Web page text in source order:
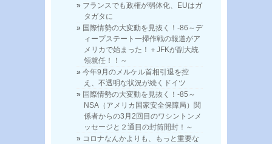
フランスでも政権が弱体化、EUはガ
タガタに
国際情勢の大変動を見抜く！-86～デ
ィープステート一掃作戦の報道がア
メリカで始まった！＋JFKが副大統
領就任！！～
今年9月のメルケル首相引退を控
え、不透明な状況が続くドイツ
国際情勢の大変動を見抜く！-85～
NSA（アメリカ国家安全保障局）関
係者からの3月2回目のワシントンメ
ッセージと２通目の封筒開封！～
コロナなんかよりも、もっと重要な